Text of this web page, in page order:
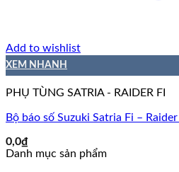
Add to wishlist
XEM NHANH
PHỤ TÙNG SATRIA - RAIDER FI
Bộ báo số Suzuki Satria Fi –
0,0₫
Danh mục sản phẩm